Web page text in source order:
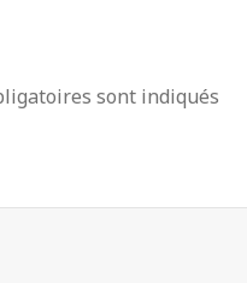
sont indiqués